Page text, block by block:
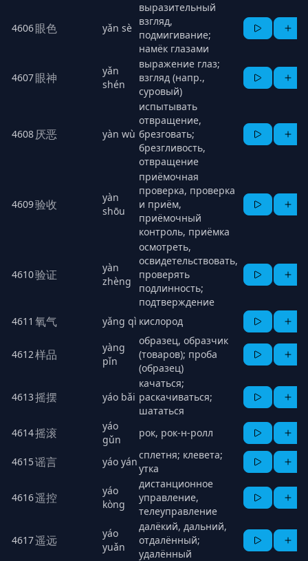
4606眼色 yǎn sè
выразительный
взгляд,
подмигивание;
намёк глазами
4607眼神
yǎn
shén
выражение глаз;
взгляд (напр.,
суровый)
4608厌恶 yàn wù
испытывать
отвращение,
брезговать;
брезгливость,
отвращение
4609验收
yàn
shōu
приёмочная
проверка, проверка
и приём,
приёмочный
контроль, приёмка
4610验证
yàn
zhèng
осмотреть,
освидетельствовать,
проверять
подлинность;
подтверждение
4611 氧气 yǎng qì кислород
4612样品
yàng
pǐn
образец, образчик
(товаров); проба
(образец)
4613摇摆 yáo bǎi
качаться;
раскачиваться;
шататься
4614摇滚
yáo
gǔn
рок, рок-н-ролл
4615谣言 yáo yán
сплетня; клевета;
утка
4616遥控
yáo
kòng
дистанционное
управление,
телеуправление
4617遥远
yáo
yuǎn
далёкий, дальний,
отдалённый;
удалённый